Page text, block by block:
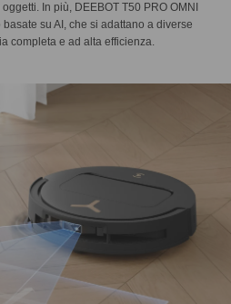
In più, DEEBOT T50 PRO OMNI
su AI, che si adattano a diverse
completa e ad alta efficienza.